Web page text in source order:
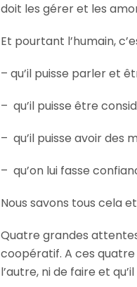
doit les gérer et les
Et pourtant l’humain,
– qu’il puisse parler et
– qu’il puisse être
– qu’il puisse avoir des
– qu’on lui fasse
Nous savons tous cela
Quatre grandes
coopératif. A ces quatre
l’autre, ni de faire et